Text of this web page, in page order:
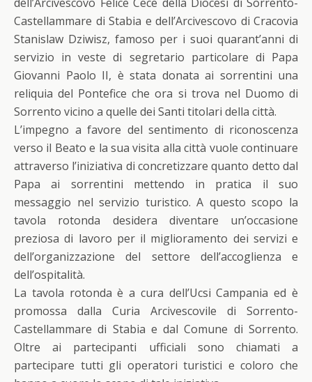
Castellammare di Stabia e dell’Arcivescovo di Cracovia
Stanislaw Dziwisz, famoso per i suoi quarant’anni di
servizio in veste di segretario particolare di Papa
Giovanni Paolo II, è stata donata ai sorrentini una
reliquia del Pontefice che ora si trova nel Duomo di
Sorrento vicino a quelle dei Santi titolari della città.
L’impegno a favore del sentimento di riconoscenza
verso il Beato e la sua visita alla città vuole continuare
attraverso l’iniziativa di concretizzare quanto detto dal
Papa ai sorrentini mettendo in pratica il suo
messaggio nel servizio turistico. A questo scopo la
tavola rotonda desidera diventare un’occasione
preziosa di lavoro per il miglioramento dei servizi e
dell’organizzazione del settore dell’accoglienza e
dell’ospitalità.
La tavola rotonda è a cura dell’Ucsi Campania ed è
promossa dalla Curia Arcivescovile di Sorrento-
Castellammare di Stabia e dal Comune di Sorrento.
Oltre ai partecipanti ufficiali sono chiamati a
partecipare tutti gli operatori turistici e coloro che